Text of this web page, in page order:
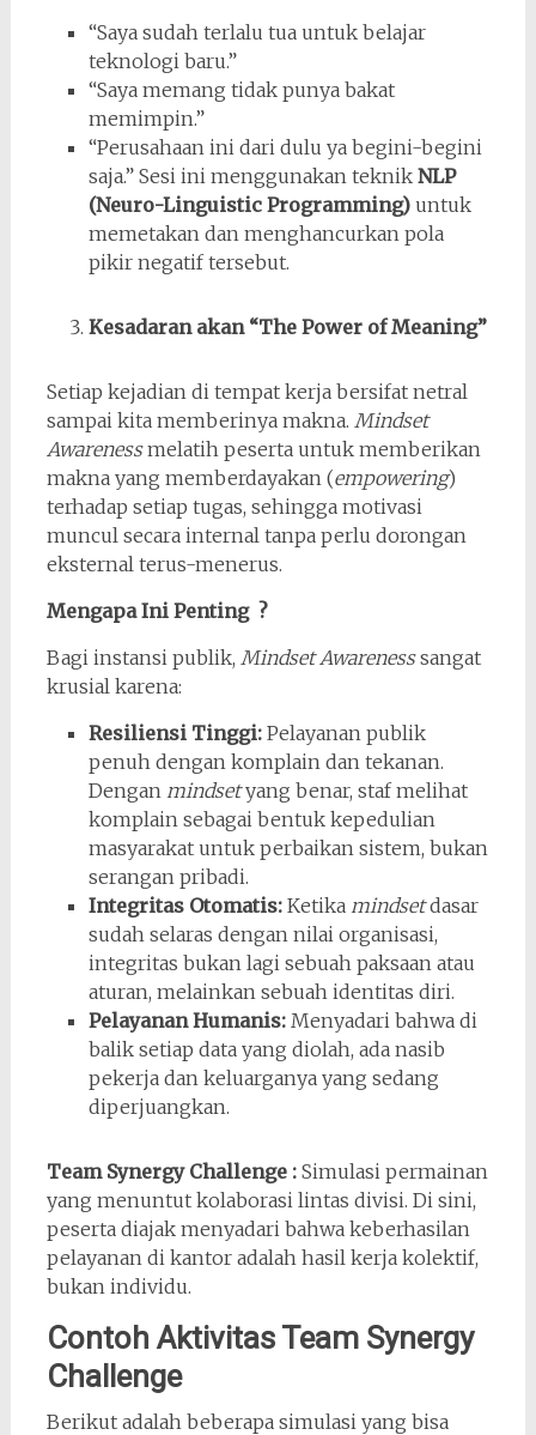
“Saya sudah terlalu tua untuk belajar
teknologi baru.”
“Saya memang tidak punya bakat
memimpin.”
“Perusahaan ini dari dulu ya begini-begini
saja.” Sesi ini menggunakan teknik NLP
(Neuro-Linguistic Programming)untuk
memetakan dan menghancurkan pola
pikir negatif tersebut.
Kesadaran akan “The Power of Meaning”
Setiap kejadian di tempat kerja bersifat netral
sampai kita memberinya makna. Mindset
Awarenessmelatih peserta untuk memberikan
makna yang memberdayakan (empowering)
terhadap setiap tugas, sehingga motivasi
muncul secara internal tanpa perlu dorongan
eksternal terus-menerus.
Mengapa Ini Penting ?
Bagi instansi publik, Mindset Awarenesssangat
krusial karena:
Resiliensi Tinggi:Pelayanan publik
penuh dengan komplain dan tekanan.
Dengan mindsetyang benar, staf melihat
komplain sebagai bentuk kepedulian
masyarakat untuk perbaikan sistem, bukan
serangan pribadi.
Integritas Otomatis:Ketika mindsetdasar
sudah selaras dengan nilai organisasi,
integritas bukan lagi sebuah paksaan atau
aturan, melainkan sebuah identitas diri.
Pelayanan Humanis:Menyadari bahwa di
balik setiap data yang diolah, ada nasib
pekerja dan keluarganya yang sedang
diperjuangkan.
Team Synergy Challenge :Simulasi permainan
yang menuntut kolaborasi lintas divisi. Di sini,
peserta diajak menyadari bahwa keberhasilan
pelayanan di kantor adalah hasil kerja kolektif,
bukan individu.
Contoh Aktivitas Team Synergy
Challenge
Berikut adalah beberapa simulasi yang bisa